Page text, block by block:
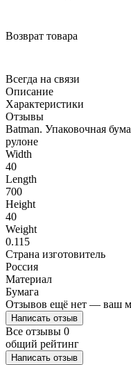
Возврат товара
Всегда на связи
Описание
Характеристики
Отзывы
Batman. Упаковочная
рулоне
Width
40
Length
700
Height
40
Weight
0.115
Страна изготовитель
Россия
Материал
Бумага
Отзывов ещё нет — ваш
Написать отзыв
Все отзывы 0
общий рейтинг
Написать отзыв